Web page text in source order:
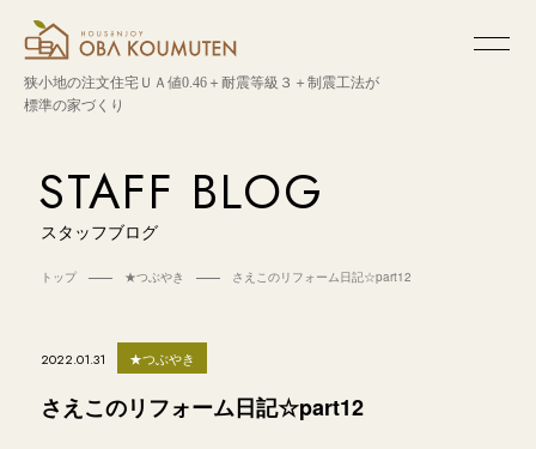
狭小地の注文住宅ＵＡ値0.46＋耐震等級３＋制震工法が
標準の家づくり
STAFF BLOG
スタッフブログ
トップ ★つぶやき さえこのリフォーム日記☆part12
2022.01.31 ★つぶやき
さえこのリフォーム日記☆part12